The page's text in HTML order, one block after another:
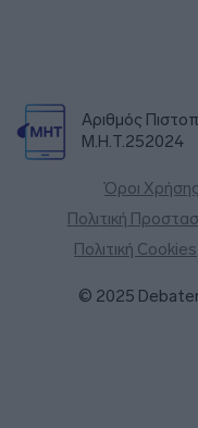
Αριθμός
Μ.Η.Τ.252024
Όροι Χρήσης
Πολιτική
Πολιτική Cookies
© 2025